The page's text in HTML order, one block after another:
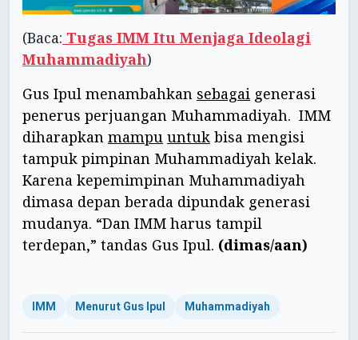
(Baca: Tugas IMM Itu Menjaga Ideolagi
Muhammadiyah)
Gus Ipul menambahkan sebagai generasi
penerus perjuangan Muhammadiyah. IMM
diharapkan mampu untuk bisa mengisi
tampuk pimpinan Muhammadiyah kelak.
Karena kepemimpinan Muhammadiyah
dimasa depan berada dipundak generasi
mudanya. “Dan IMM harus tampil
terdepan,” tandas Gus Ipul. (dimas/aan)
IMM Menurut Gus Ipul Muhammadiyah